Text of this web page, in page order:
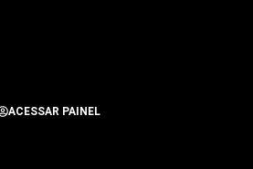
ACESSAR PAINEL